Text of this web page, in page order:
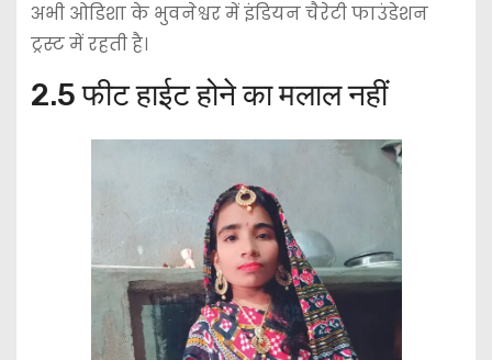
अभी ओडिशा के भुवनेश्वर में इंडियन चैरेटी फाउंडेशन
ट्रस्ट में रहती है।
2.5 फीट हाईट होने का मलाल नहीं